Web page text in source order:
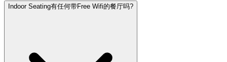
Indoor Seating有任何带Free Wifi的餐厅吗?